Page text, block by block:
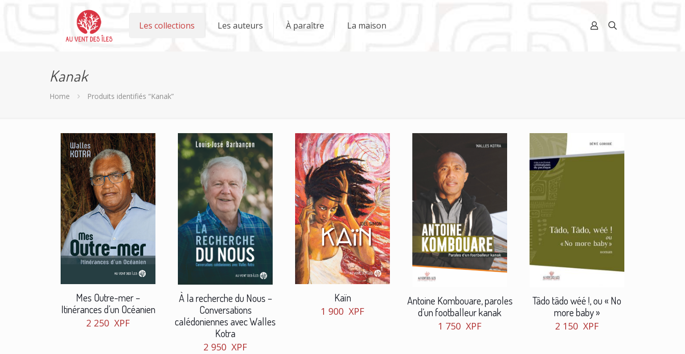
Les collections Les auteurs À paraître La maison
Kanak
Home Produits identifiés “Kanak”
Mes Outre-mer –
Itinérances d’un Océanien
2 250 XPF
À la recherche du Nous –
Conversations
calédoniennes avec Walles
Kotra
2 950 XPF
Kaïn
1 900 XPF
Antoine Kombouare, paroles
d’un footballeur kanak
1 750 XPF
Tâdo tâdo wéé !, ou « No
more baby »
2 150 XPF